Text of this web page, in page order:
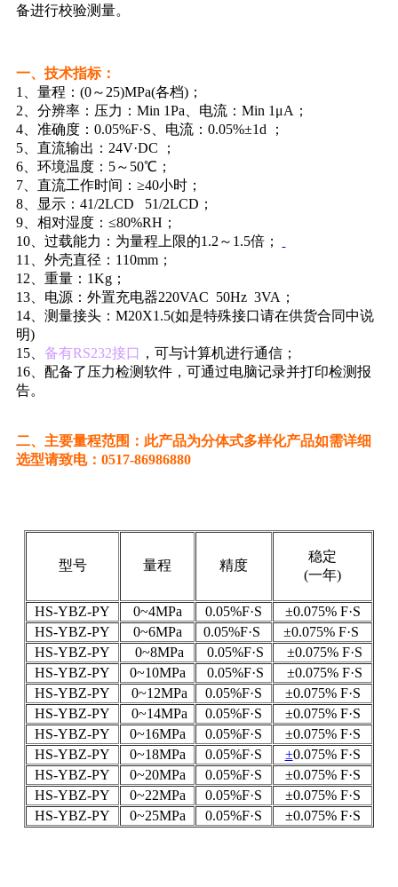
备进行校验测量。
一、技术指标：
1、量程：(0～25)MPa(各档)；
2、分辨率：压力：Min 1Pa、电流：Min 1μA；
4、准确度：0.05%F·S、电流：0.05%±1d ；
5、直流输出：24V·DC ；
6、 环境温度：5～50℃；
7、直流工作时间：≥40小时；
8、显示：41/2LCD 51/2LCD；
9、相对湿度：≤80%RH；
10、过载能力：为量程上限的1.2～1.5倍；
11、 外壳直径：110mm；
12、 重量：1Kg；
13、电源：外置充电器220VAC 50Hz 3VA；
14、测量接头：M20X1.5(如是特殊接口请在供货合同中说
明)
15、 备有RS232接口 ，可与计算机进行通信；
16、 配备了压力检测软件，可通过电脑记录并打印检测报
告。
二、主要量程范围：此产品为分体式多样化产品如需详细
选型请致电：0517-86986880
型号 量程 精度
稳定
(一年)
HS-YBZ-PY 0~4MPa 0.05%F·S
±0.075% F·S
HS-YBZ-PY
0~6MPa 0.05%F·S
±0.075% F·S
HS-YBZ-PY
0~8MPa 0.05%F·S
±0.075% F·S
HS-YBZ-PY
0~10MPa 0.05%F·S
±0.075% F·S
HS-YBZ-PY
0~12MPa 0.05%F·S
±0.075% F·S
HS-YBZ-PY
0~14MPa 0.05%F·S
±0.075% F·S
HS-YBZ-PY
0~16MPa 0.05%F·S
±0.075% F·S
HS-YBZ-PY
0~18MPa 0.05%F·S ±0.075% F·S
HS-YBZ-PY
0~20MPa 0.05%F·S
±0.075% F·S
HS-YBZ-PY
0~22MPa 0.05%F·S
±0.075% F·S
HS-YBZ-PY
0~25MPa 0.05%F·S ±0.075% F·S